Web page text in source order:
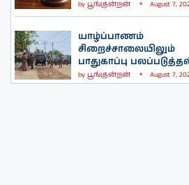
by பூங்குன்றன் August 7,
யாழ்ப்பாணம்
சிறைச்சாலையிலும்
பாதுகாப்பு
by பூங்குன்றன் August 7,